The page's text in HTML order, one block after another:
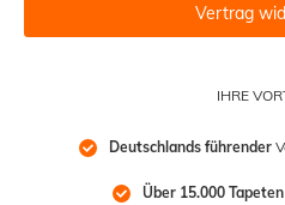
IHRE
Deutschlands führender
Über 15.000 Tapeten
Vertrag